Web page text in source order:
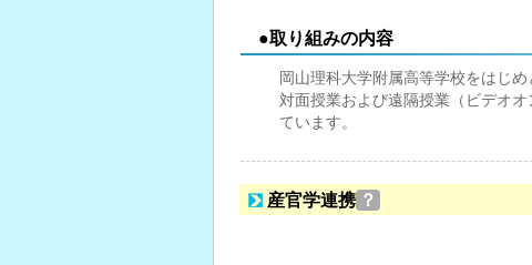
●取り組みの内容
岡山理科大学附属高等学校をはじ
対面授業および遠隔授業（ビデオ
ています。
産官学連携 ？